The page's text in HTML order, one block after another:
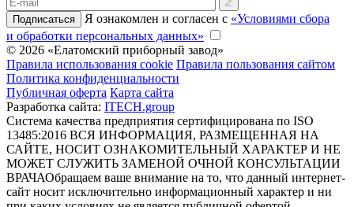
Подписаться Я ознакомлен и согласен с «Условиями сбора
и обработки персональных данных»
© 2026 «Елатомский приборный завод»
Правила использования cookie Правила пользования сайтом
Политика конфиденциальности
Публичная оферта Карта сайта
Разработка сайта: ITECH.group
Система качества предприятия сертифицирована по ISO
13485:2016 ВСЯ ИНФОРМАЦИЯ, РАЗМЕЩЕННАЯ НА
САЙТЕ, НОСИТ ОЗНАКОМИТЕЛЬНЫЙ ХАРАКТЕР И НЕ
МОЖЕТ СЛУЖИТЬ ЗАМЕНОЙ ОЧНОЙ КОНСУЛЬТАЦИИ
ВРАЧАОбращаем ваше внимание на то, что данный интернет-
сайт носит исключительно информационный характер и ни